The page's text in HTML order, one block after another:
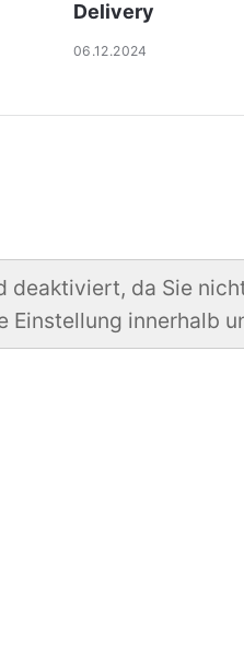
Delivery
06.12.2024
deaktiviert, da Sie
Einstellung innerhalb